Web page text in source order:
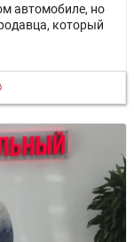
автомобиле, но
который